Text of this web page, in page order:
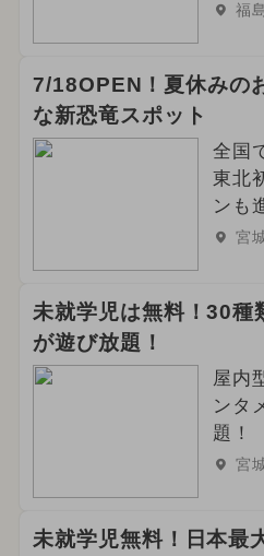
福
7/18OPEN！夏休みの
な新恐竜スポット
全国
東北
ンも
宮
未就学児は無料！30種
が遊び放題！
屋内
ンタ
題！
宮
未就学児無料！日本最